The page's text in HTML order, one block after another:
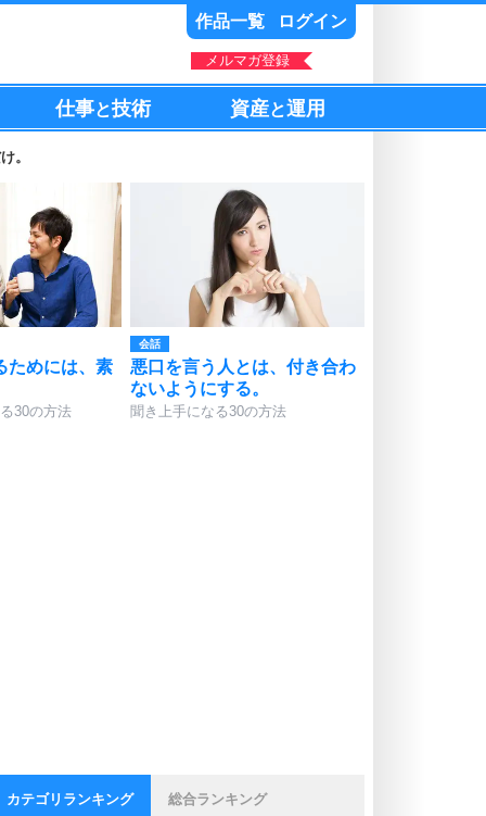
作品一覧 ログイン
メルマガ登録
仕事と技術 資産と運用
。
ためには、素
30の方法
会話
悪口を言う人とは、付き合わ
ないようにする。
聞き上手になる30の方法
カテゴリランキング 総合ランキング